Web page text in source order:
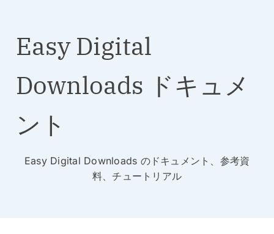
Easy Digital
Downloads ドキュメ
ント
Easy Digital Downloads のドキュメント、参考資
料、チュートリアル